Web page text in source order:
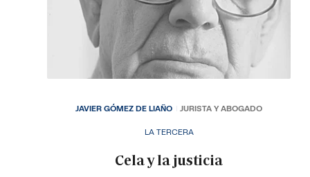
LA TERCERA
Cela y la justicia
JAVIER GÓMEZ DE LIAÑO JURISTA Y ABOGADO